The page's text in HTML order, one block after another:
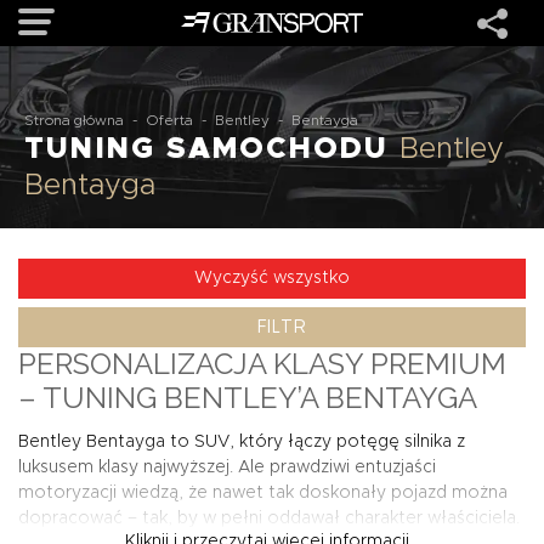
OFERTA
MARKI
O NAS
USŁUGI
KONTAKT
Strona główna - Oferta - Bentley - Bentayga
TUNING SAMOCHODUBentley
Bentayga
Wyczyść wszystko
FILTR
PERSONALIZACJA KLASY PREMIUM
– TUNING BENTLEY’A BENTAYGA
Bentley Bentayga to SUV, który łączy potęgę silnika z
luksusem klasy najwyższej. Ale prawdziwi entuzjaści
motoryzacji wiedzą, że nawet tak doskonały pojazd można
dopracować – tak, by w pełni oddawał charakter właściciela.